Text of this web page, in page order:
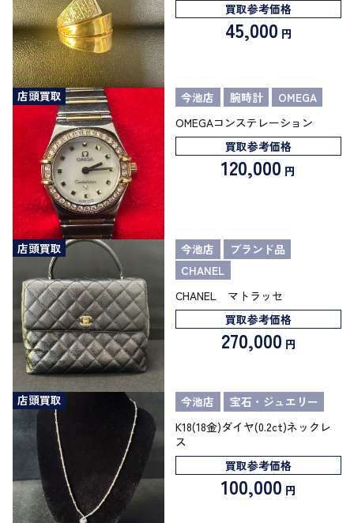
買取参考価格
45,000 円
店頭買取 今池店 腕時計
OMEGA
OMEGAコンステレーション
買取参考価格
120,000 円
店頭買取 今池店
ブランド品
CHANEL
CHANEL マトラッセ
買取参考価格
270,000 円
店頭買取 今池店
宝石・ジュエリー
K18(18金)ダイヤ(0.2ct)ネックレ
ス
買取参考価格
100,000 円